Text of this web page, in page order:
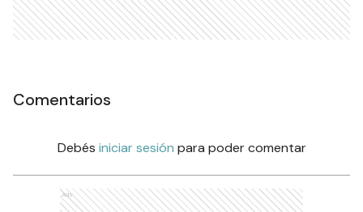
Comentarios
Debés iniciar sesión para poder comentar
Ads